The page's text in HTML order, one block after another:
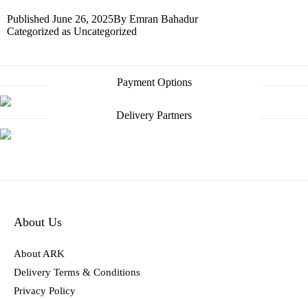
Published June 26, 2025By Emran Bahadur
Categorized as Uncategorized
Payment Options
Delivery Partners
About Us
About ARK
Delivery Terms & Conditions
Privacy Policy